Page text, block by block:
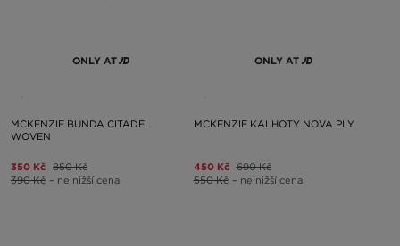
ONLY AT
MCKENZIE BUNDA CITADEL
WOVEN
350 Kč 850 Kč
390 Kč – nejnižší cena
ONLY AT
MCKENZIE KALHOTY NOVA PLY
450 Kč 690 Kč
550 Kč – nejnižší cena